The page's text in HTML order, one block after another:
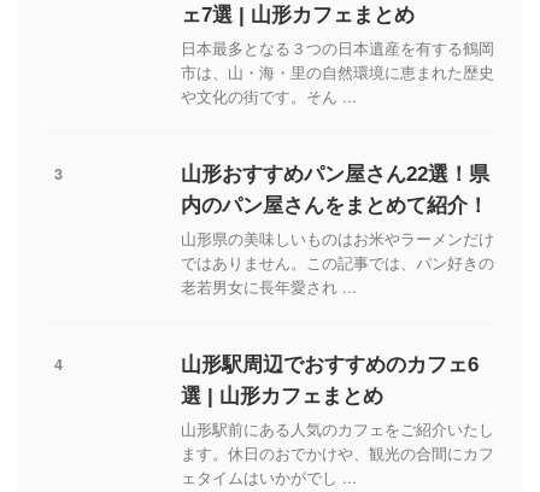
ェ7選 | 山形カフェまとめ
日本最多となる３つの日本遺産を有する鶴岡
市は、山・海・里の自然環境に恵まれた歴史
や文化の街です。そん ...
3
山形おすすめパン屋さん22選！県
内のパン屋さんをまとめて紹介！
山形県の美味しいものはお米やラーメンだけ
ではありません。この記事では、パン好きの
老若男女に長年愛され ...
4
山形駅周辺でおすすめのカフェ6
選 | 山形カフェまとめ
山形駅前にある人気のカフェをご紹介いたし
ます。休日のおでかけや、観光の合間にカフ
ェタイムはいかがでし ...